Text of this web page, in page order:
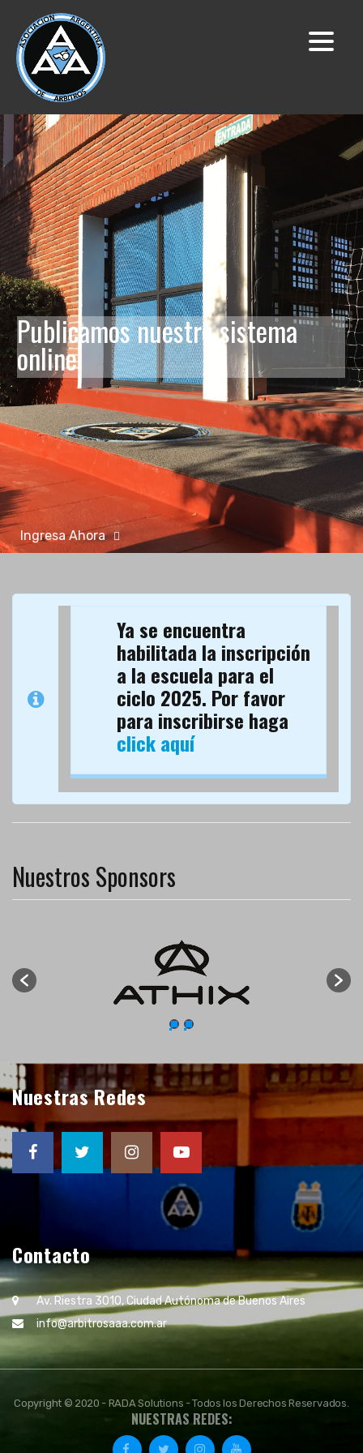
Publicamos nuestro sistema
online
Ingresa Ahora
Ya se encuentra
habilitada la inscripción
a la escuela para el
ciclo 2025. Por favor
para inscribirse haga
click aquí
Nuestros Sponsors
Nuestras Redes
Contacto
Av. Riestra 3010, Ciudad Autónoma de Buenos Aires
info@arbitrosaaa.com.ar
Copyright © 2020 - RADA Solutions - Todos los Derechos Reservados.
NUESTRAS REDES: